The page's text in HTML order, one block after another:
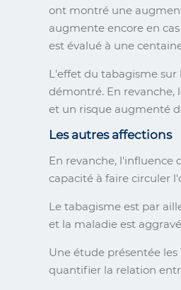
ont montré une
augmente encore en
est évalué à une
L'effet du tabagisme sur
démontré. En
et un risque augmenté
Les autres affections
En revanche, l'influence
capacité à faire circuler
Le tabagisme est par
et la maladie est
Une étude présentée
quantifier la relation